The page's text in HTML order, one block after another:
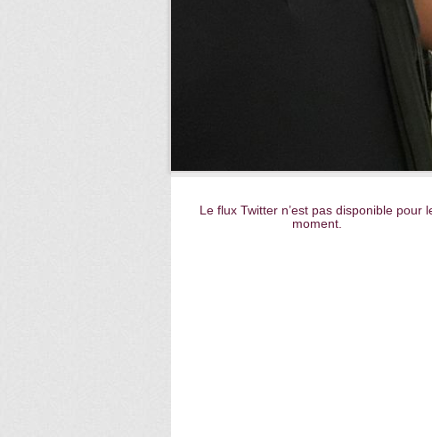
Le flux Twitter n’est pas disponible pour
moment.